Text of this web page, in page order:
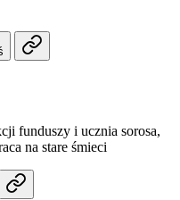
funduszy i ucznia sorosa,
na stare śmieci